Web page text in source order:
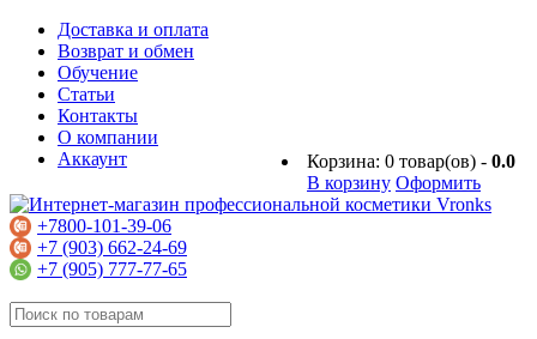
Доставка и оплата
Возврат и обмен
Обучение
Статьи
Контакты
О компании
Корзина: 0 товар(ов) - 0.0
В корзину Оформить
Аккаунт
+7800-101-39-06
+7 (903) 662-24-69
+7 (905) 777-77-65